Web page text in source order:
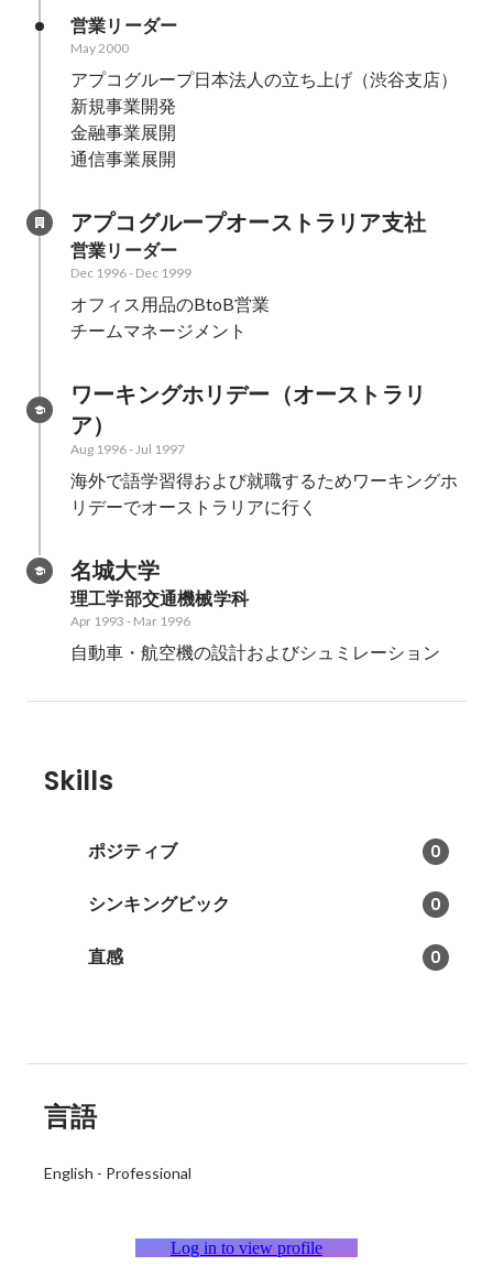
営業リーダー
May 2000
アプコグループ日本法人の立ち上げ（渋谷支店）
新規事業開発
金融事業展開
アプコグループオーストラリア支社
営業リーダー
Dec 1996- Dec 1999
オフィス用品のBtoB営業
チームマネージメント
ワーキングホリデー（オーストラリ
ア）
Aug 1996- Jul 1997
海外で語学習得および就職するためワーキングホ
リデーでオーストラリアに行く
名城大学
理工学部交通機械学科
Apr 1993 - Mar 1996
自動車・航空機の設計およびシュミレーション
Skills
ポジティブ 0
シンキングビック 0
直感 0
言語
English - Professional
Log in to view profile